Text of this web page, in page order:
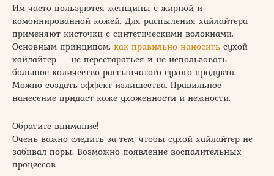
Им часто пользуются женщины с жирной и
комбинированной кожей. Для распыления хайлайтера
применяют кисточки с синтетическими волокнами.
Основным принципом, как правильно наносить сухой
хайлайтер — не перестараться и не использовать
большое количество рассыпчатого сухого продукта.
Можно создать эффект излишества. Правильное
нанесение придаст коже ухоженности и нежности.
Обратите внимание!
Очень важно следить за тем, чтобы сухой хайлайтер не
забивал поры. Возможно появление воспалительных
процессов